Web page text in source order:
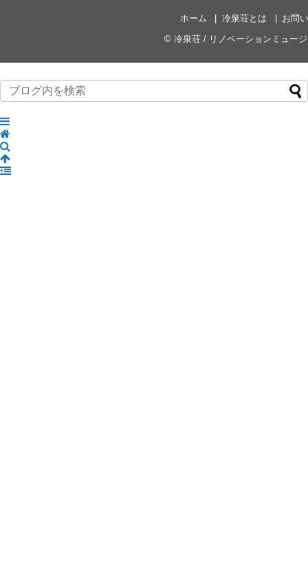
ホーム 冷泉荘とは
お問
© 冷泉荘 / リノベーションミュー